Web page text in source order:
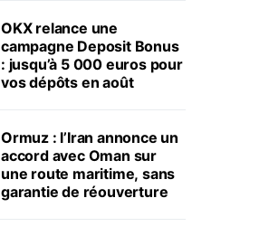
OKX relance une
campagne Deposit Bonus
: jusqu’à 5 000 euros pour
vos dépôts en août
Ormuz : l’Iran annonce un
accord avec Oman sur
une route maritime, sans
garantie de réouverture